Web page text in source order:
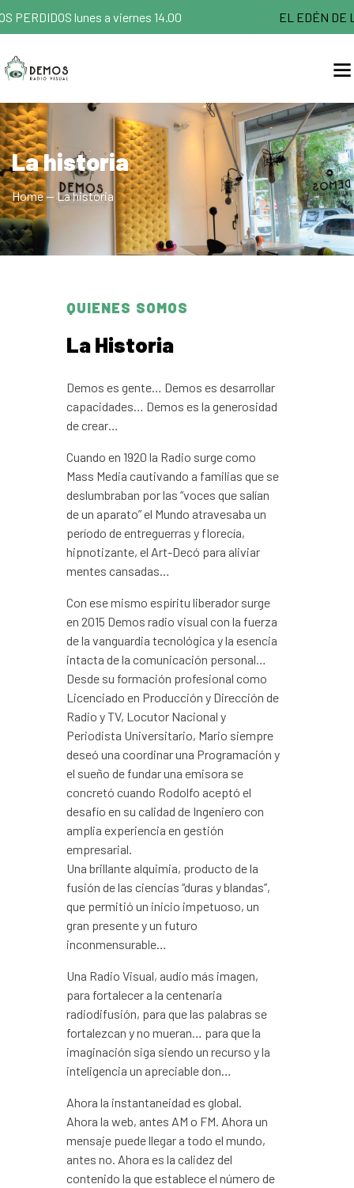
PERDIDOS lunes a viernes 14.00 EL EDÉN DE
La historia
Home La historia
QUIENES SOMOS
La Historia
Demos es gente… Demos es desarrollar
capacidades… Demos es la generosidad
de crear…
Cuando en 1920 la Radio surge como
Mass Media cautivando a familias que se
deslumbraban por las “voces que salían
de un aparato” el Mundo atravesaba un
período de entreguerras y florecía,
hipnotizante, el Art-Decó para aliviar
mentes cansadas…
Con ese mismo espíritu liberador surge
en 2015 Demos radio visual con la fuerza
de la vanguardia tecnológica y la esencia
intacta de la comunicación personal…
Desde su formación profesional como
Licenciado en Producción y Dirección de
Radio y TV, Locutor Nacional y
Periodista Universitario, Mario siempre
deseó una coordinar una Programación y
el sueño de fundar una emisora se
concretó cuando Rodolfo aceptó el
desafío en su calidad de Ingeniero con
amplia experiencia en gestión
empresarial.
Una brillante alquimia, producto de la
fusión de las ciencias “duras y blandas”,
que permitió un inicio impetuoso, un
gran presente y un futuro
inconmensurable…
Una Radio Visual, audio más imagen,
para fortalecer a la centenaria
radiodifusión, para que las palabras se
fortalezcan y no mueran… para que la
imaginación siga siendo un recurso y la
inteligencia un apreciable don…
Ahora la instantaneidad es global.
Ahora la web, antes AM o FM. Ahora un
mensaje puede llegar a todo el mundo,
antes no. Ahora es la calidez del
contenido la que establece el número de